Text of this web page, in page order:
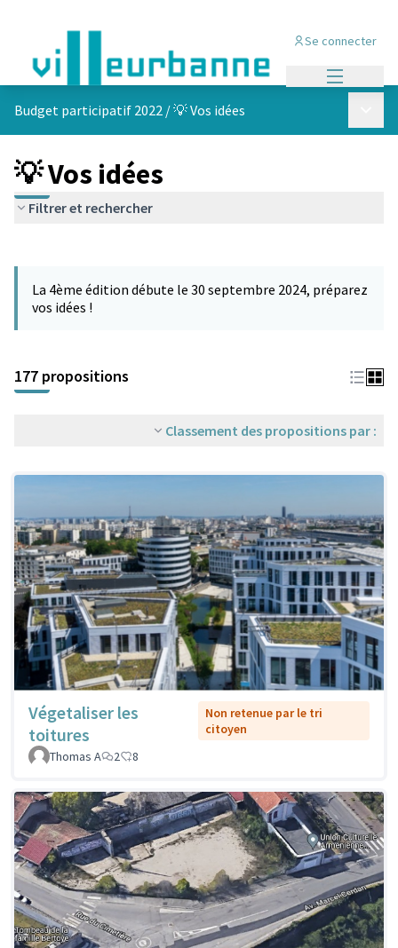
Se connecter
Budget participatif 2022 /💡 Vos idées
💡 Vos idées
Filtrer et rechercher
−
La 4ème édition débute le 30 septembre 2024, préparez
vos idées !
177 propositions
Classement des propositions par :
Végetaliser les
toitures
Non retenue par le tri
citoyen
Thomas A
2 8